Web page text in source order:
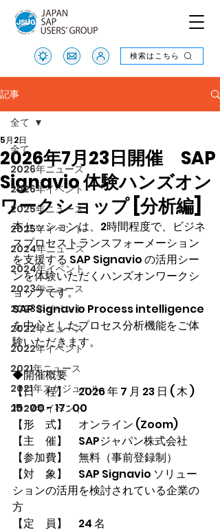
検索はこちら
検索はこちら
記事
全て
2026年ニュース
2026年イベント
2025年ニュース
2025年イベント
2024年ニュース
2024年イベント
2023年ニュース
2023年イベント
2022年ニュース
2022年イベント
2021年ニュース
2021年スケジュール
2027年イベント
全て
2026年7月23日開催 SAP
Signavio 体験ハンズオン
ワークショップ [分析編]
5月2日
本セッションは、2時間程度で、ビジネ
スプロセストランスフォーメーション
を支援する SAP Signavio の活用シー
ンを体験いただくハンズオンワークシ
ョップです。
SAP Signavio Process intelligence
を中心としたプロセス分析機能をご体
験いただきます。
◆開催概要
【日　程】　2026 年 7 月 23 日 ( 木 )
15 : 00 - 17 : 00
【形　式】　オンライン (Zoom)
【主　催】　SAPジャパン株式会社
【参加費】　無料（事前登録制）
【対　象】　SAP Signavio ソリュー
ションの活用を検討されている企業の
方
【定　員】　24 名